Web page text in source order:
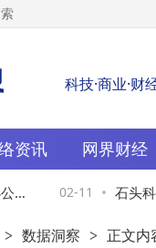
科技·商业·财
资讯 网界财经
02-11 石头科
净流出
> 数据洞察 > 正文内